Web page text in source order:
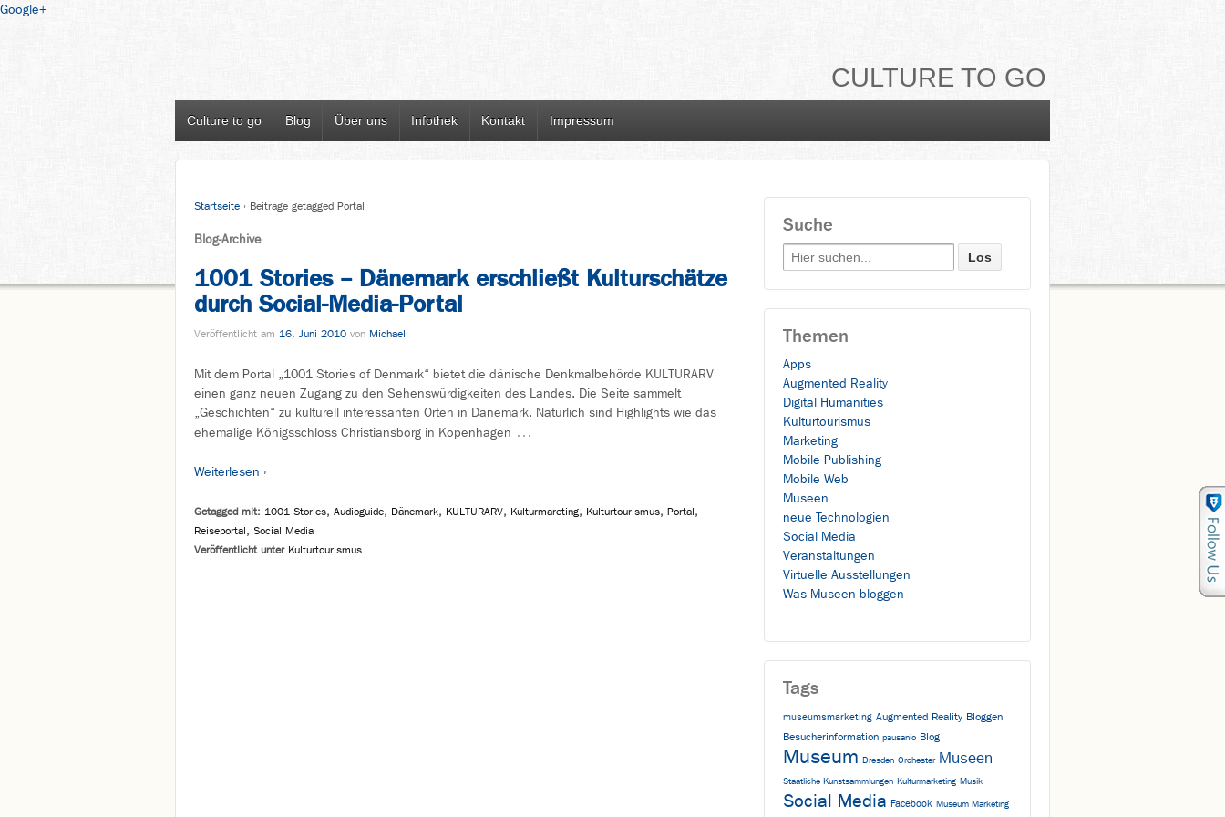
Google+
CULTURE TO GO
Culture to go Blog Über uns Infothek Kontakt Impressum
Startseite › Beiträge getagged Portal
Blog-Archive
1001 Stories – Dänemark erschließt Kulturschätze
durch Social-Media-Portal
Veröffentlicht am 16. Juni 2010 von Michael
Mit dem Portal „1001 Stories of Denmark“ bietet die dänische Denkmalbehörde KULTURARV
einen ganz neuen Zugang zu den Sehenswürdigkeiten des Landes. Die Seite sammelt
„Geschichten“ zu kulturell interessanten Orten in Dänemark. Natürlich sind Highlights wie das
ehemalige Königsschloss Christiansborg in Kopenhagen …
Weiterlesen ›
Getagged mit: 1001 Stories, Audioguide, Dänemark, KULTURARV, Kulturmareting, Kulturtourismus, Portal,
Reiseportal, Social Media
Veröffentlicht unter Kulturtourismus
Suche
Search for:
Themen
Apps
Augmented Reality
Digital Humanities
Kulturtourismus
Marketing
Mobile Publishing
Mobile Web
Museen
neue Technologien
Social Media
Veranstaltungen
Virtuelle Ausstellungen
Was Museen bloggen
Tags
museumsmarketing Augmented Reality Bloggen
Besucherinformation pausanio Blog
Museum Dresden Orchester Museen
Staatliche Kunstsammlungen Kulturmarketing Musik
Social Media Facebook Museum Marketing